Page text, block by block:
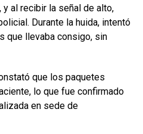
y al recibir la señal de alto,
Durante la huida, intentó
que llevaba consigo, sin
que los paquetes
lo que fue confirmado
en sede de